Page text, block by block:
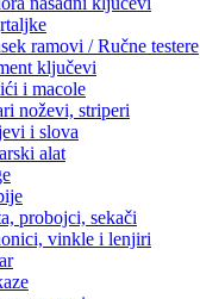
ramovi / Ručne testere
ključevi
i macole
noževi, striperi
i slova
alat
probojci, sekači
vinkle i lenjiri